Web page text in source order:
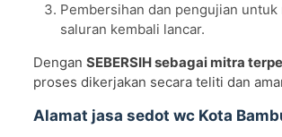
Pembersihan dan pengujian untuk
saluran kembali lancar.
Dengan SEBERSIH sebagai mitra
proses dikerjakan secara teliti dan
Alamat jasa sedot wc Kota